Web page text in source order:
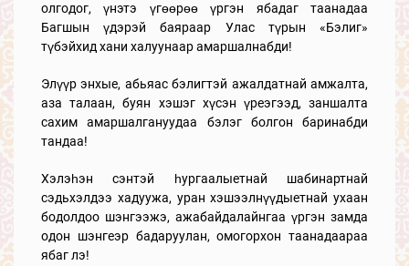
олгодог, үнэтэ үгөөрөө үргэн ябадаг таанадаа
Багшын үдэрэй баяраар Улас түрын «Бэлиг»
түбэйхид хани халуунаар амаршалнабди!
Элүүр энхые, абьяас бэлигтэй ажалдатнай амжалта,
аза талаан, буян хэшэг хүсэн үреэгээд, заншалта
сахим амаршалгануудаа бэлэг болгон баринабди
тандаа!
Хэлэһэн сэнтэй һургаалыетнай шабинартнай
сэдьхэлдээ хадуужа, уран хэшээлнүүдыетнай ухаан
бодолдоо шэнгээжэ, ажабайдалайнгаа үргэн замда
одон шэнгеэр бадаруулан, омогорхон таанадаараа
ябаг лэ!